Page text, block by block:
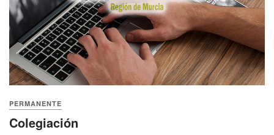
PERMANENTE
Colegiación